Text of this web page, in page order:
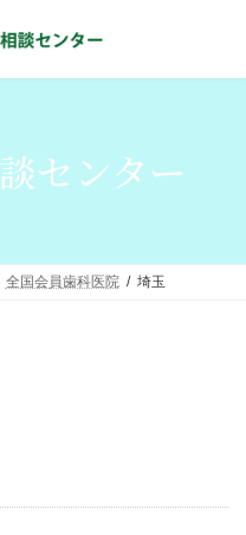
センター
全国会員歯科医院 埼玉